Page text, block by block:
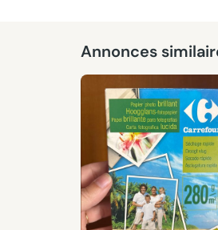
Réservé
Annonces